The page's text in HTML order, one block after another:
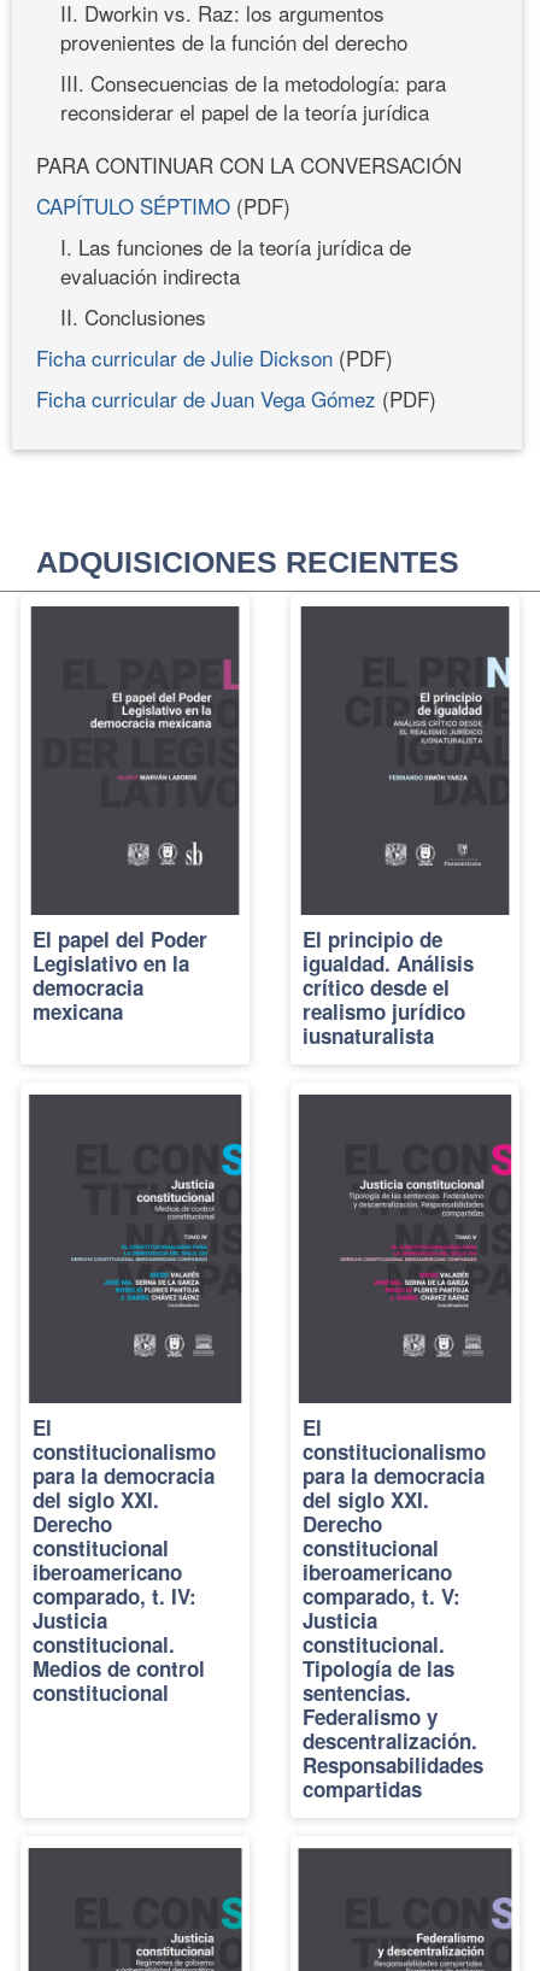
II. Dworkin vs. Raz: los argumentos
provenientes de la función del derecho
III. Consecuencias de la metodología: para
reconsiderar el papel de la teoría jurídica
PARA CONTINUAR CON LA CONVERSACIÓN
CAPÍTULO SÉPTIMO (PDF)
I. Las funciones de la teoría jurídica de
evaluación indirecta
II. Conclusiones
Ficha curricular de Julie Dickson (PDF)
Ficha curricular de Juan Vega Gómez (PDF)
ADQUISICIONES RECIENTES
El papel del Poder
Legislativo en la
democracia
mexicana
El principio de
igualdad. Análisis
crítico desde el
realismo jurídico
iusnaturalista
El
constitucionalismo
para la democracia
del siglo XXI.
Derecho
constitucional
iberoamericano
comparado, t. IV:
Justicia
constitucional.
Medios de control
constitucional
El
constitucionalismo
para la democracia
del siglo XXI.
Derecho
constitucional
iberoamericano
comparado, t. V:
Justicia
constitucional.
Tipología de las
sentencias.
Federalismo y
descentralización.
Responsabilidades
compartidas